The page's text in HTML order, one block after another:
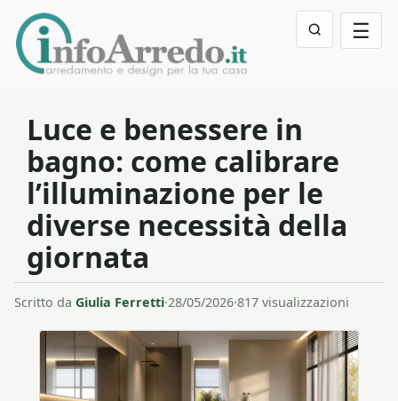
☰
Luce e benessere in
bagno: come calibrare
l’illuminazione per le
diverse necessità della
giornata
Scritto da Giulia Ferretti·28/05/2026·817 visualizzazioni